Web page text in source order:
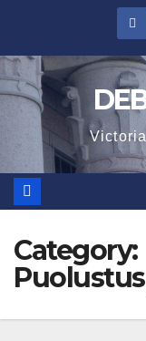
content
Category: